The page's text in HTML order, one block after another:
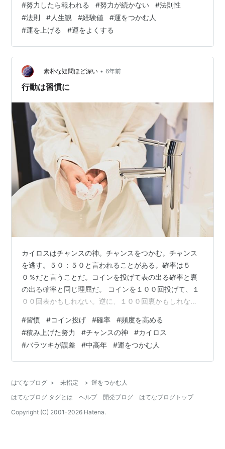
て、「絶対に準備しておいたほうがいい心の在り方」に
ついて、お話しています。 ☟☟☟
flowmasterjamillo.hatenablog.com*******************
***************************************************
**…
#努力したら報われる #努力が続かない #法則性
#法則 #人生観 #経験値 #運をつかむ人
#運を上げる #運をよくする
素朴な疑問ほど深い • 6年前
行動は習慣に
カイロスはチャンスの神。チャンスをつかむ。チャンス
を逃す。５０：５０と言われることがある。確率は５
０％だと言うことだ。コインを投げて表の出る確率と裏
の出る確率と同じ理屈だ。 コインを１００回投げて、１
００回表かもしれない。逆に、１００回裏かもしれな
サイコロも同じだ。カイロスを目の前で捕まえるには、
トライの回数を増やすことだ。 「運」にはバラツキがあ
る。トライがたくさんやった場合、確率のバラツキ（表
と裏の出る回数の差）はほとんど誤差の範囲になる。積
ことになる。 怖いのは、中高年になればなるほど、運…
#習慣 #コイン投げ #確率 #頻度を高める
#積み上げた努力 #チャンスの神 #カイロス
#バラツキが誤差 #中高年 #運をつかむ人
はてなブログ > 未指定 > 運をつかむ人
はてなブログ タグとは
ヘルプ 開発ブログ
はてなブログトップ
Copyright (C) 2001-2026 Hatena.